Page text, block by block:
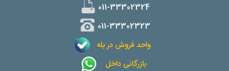
011-33302324
011-33302323
واحد فروش در بله
بازرگانی داخل